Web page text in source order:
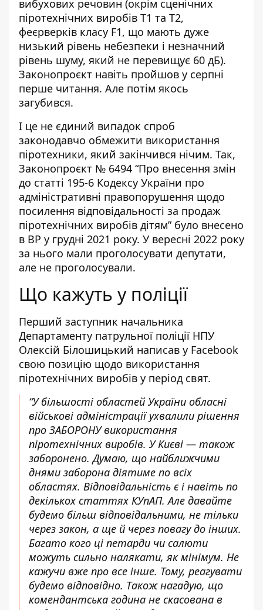
вибухових речовин (окрім сценічних
піротехнічних виробів Т1 та Т2,
феєрверків класу F1, що мають дуже
низький рівень небезпеки і незначний
рівень шуму, який не перевищує 60 дБ).
Законопроєкт навіть пройшов у серпні
перше читання. Але потім якось
загубився.
І це не єдиний випадок спроб
законодавчо обмежити використання
піротехники, який закінчився нічим. Так,
Законопроєкт № 6494 “Про внесення змін
до статті 195-6 Кодексу України про
адміністративні правопорушення щодо
посилення відповідальності за продаж
піротехнічних виробів дітям” було внесено
в ВР у грудні 2021 року. У вересні 2022 року
за нього мали проголосувати депутати,
але не проголосували.
Що кажуть у поліції
Перший заступник начальника
Департаменту патрульної поліції НПУ
Олексій Білошицький написав у Facebook
свою позицію щодо використання
піротехнічних виробів у період свят.
“У більшості областей України обласні
військові адміністрації ухвалили рішення
про ЗАБОРОНУ використання
піротехнічних виробів. У Києві — також
заборонено. Думаю, що найближчими
днями заборона діятиме по всіх
областях. Відповідальність є і навіть по
декількох статтях КУпАП. Але давайте
будемо більш відповідальними, не тільки
через закон, а ще й через повагу до інших.
Багато кого ці петарди чи салюти
можуть сильно налякати, як мінімум. Не
кажучи вже про все інше. Тому, реагувати
будемо відповідно. Також нагадую, що
комендантська година не скасована в